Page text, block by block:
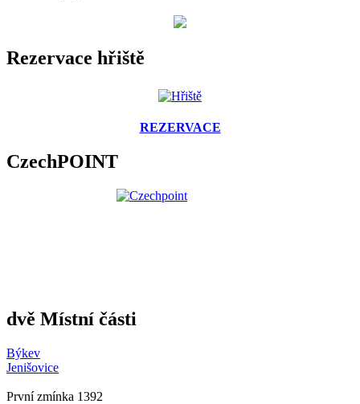
Rezervace hřiště
REZERVACE
CzechPOINT
dvě Místní části
Býkev
Jenišovice
První zmínka 1392